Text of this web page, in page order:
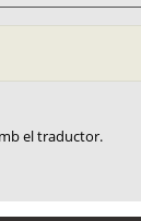
el traductor.